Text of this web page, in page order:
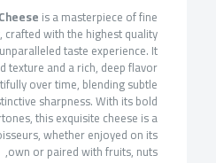
is a masterpiece of fine
crafted with the highest quality
taste experience. It
texture and a rich, deep flavor
over time, blending subtle
sharpness. With its bold
this exquisite cheese is a
whether enjoyed on its
own or paired with fruits, nuts,